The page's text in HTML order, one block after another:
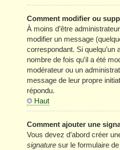
Comment modifier ou
À moins d’être
modifier un message
correspondant. Si quelqu’un
nombre de fois qu’il a été
modérateur ou un
message de leur propre
répondu.
Haut
Comment ajouter une
Vous devez d’abord créer
signature sur le formulaire